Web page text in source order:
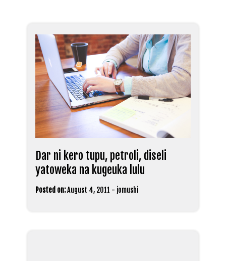
Dar ni kero tupu, petroli, diseli
yatoweka na kugeuka lulu
Posted on:August 4, 2011 - jomushi